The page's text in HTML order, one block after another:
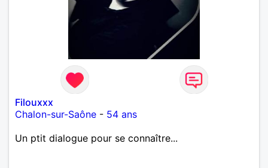
Filouxxx
Chalon-sur-Saône - 54 ans
Un ptit dialogue pour se connaître...